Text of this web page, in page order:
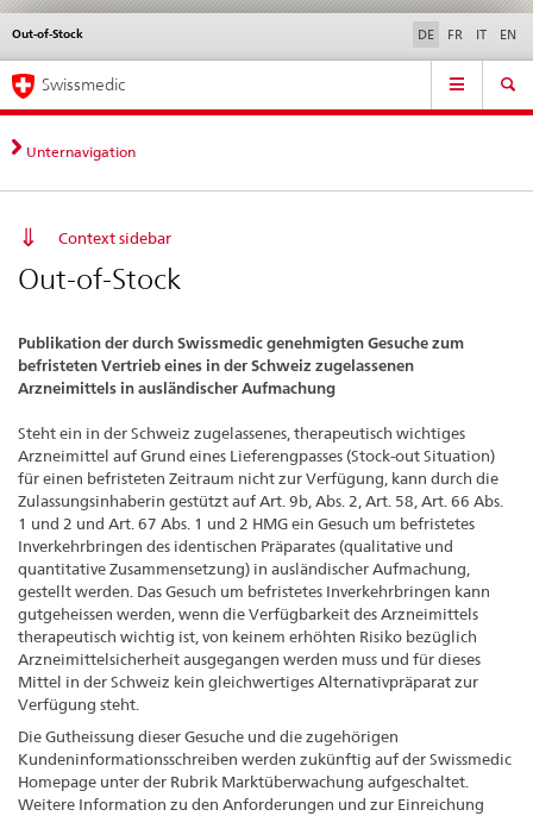
Direktnavigation
News,
Rechtsgrundlagen,
Kontakt
News & Updates Kontakt | Support & Hilfe
Out-of-Stock
Sprachwahl DE FR IT EN
Service
Hauptnavigation
Swissmedic
Unternavigation
Context sidebar
Out-of-Stock
Publikation der durch Swissmedic genehmigten Gesuche zum
befristeten Vertrieb eines in der Schweiz zugelassenen
Arzneimittels in ausländischer Aufmachung
Steht ein in der Schweiz zugelassenes, therapeutisch wichtiges
Arzneimittel auf Grund eines Lieferengpasses (Stock-out Situation)
für einen befristeten Zeitraum nicht zur Verfügung, kann durch die
Zulassungsinhaberin gestützt auf Art. 9b, Abs. 2, Art. 58, Art. 66 Abs.
1 und 2 und Art. 67 Abs. 1 und 2 HMG ein Gesuch um befristetes
Inverkehrbringen des identischen Präparates (qualitative und
quantitative Zusammensetzung) in ausländischer Aufmachung,
gestellt werden. Das Gesuch um befristetes Inverkehrbringen kann
gutgeheissen werden, wenn die Verfügbarkeit des Arzneimittels
therapeutisch wichtig ist, von keinem erhöhten Risiko bezüglich
Arzneimittelsicherheit ausgegangen werden muss und für dieses
Mittel in der Schweiz kein gleichwertiges Alternativpräparat zur
Verfügung steht.
Die Gutheissung dieser Gesuche und die zugehörigen
Kundeninformationsschreiben werden zukünftig auf der Swissmedic
Homepage unter der Rubrik Marktüberwachung aufgeschaltet.
Weitere Information zu den Anforderungen und zur Einreichung